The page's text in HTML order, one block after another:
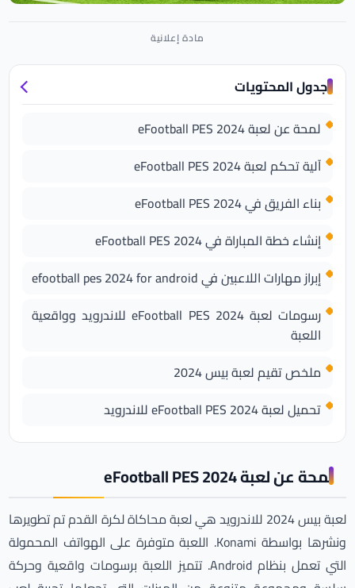
جدول المحتويات
لمحة عن لعبة eFootball PES 2024
آلية تحكم لعبة eFootball PES 2024
بناء الفريق في eFootball PES 2024
إنشاء خطة المباراة في eFootball PES 2024
إبراز مهارات اللاعبين في efootball pes 2024 for android
رسومات لعبة eFootball PES 2024 للاندرويد وواقعية
اللعبة
ملخص تقيم لعبة بيس 2024
تحميل لعبة eFootball PES 2024 للاندرويد
لمحة عن لعبة eFootball PES 2024
لعبة بيس 2024 للاندرويد هي لعبة محاكاة لكرة القدم تم تطويرها
ونشرها بواسطة Konami. اللعبة متوفرة على الهواتف المحمولة
التي تعمل بنظام Android. تتميز اللعبة برسومات واقعية وحركة